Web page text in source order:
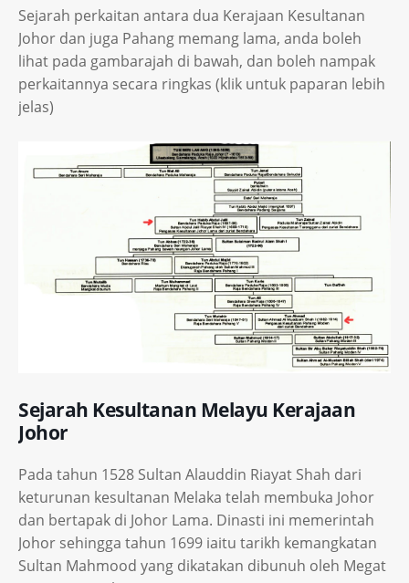
Sejarah perkaitan antara dua Kerajaan Kesultanan
Johor dan juga Pahang memang lama, anda boleh
lihat pada gambarajah di bawah, dan boleh nampak
perkaitannya secara ringkas (klik untuk paparan lebih
jelas)
Sejarah Kesultanan Melayu Kerajaan
Johor
Pada tahun 1528 Sultan Alauddin Riayat Shah dari
keturunan kesultanan Melaka telah membuka Johor
dan bertapak di Johor Lama. Dinasti ini memerintah
Johor sehingga tahun 1699 iaitu tarikh kemangkatan
Sultan Mahmood yang dikatakan dibunuh oleh Megat